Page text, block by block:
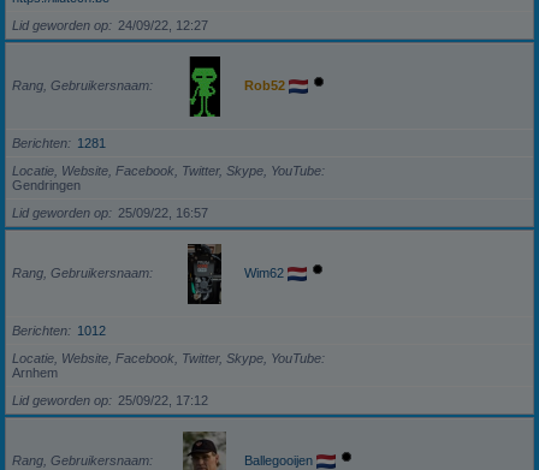
Lid geworden op
24/09/22, 12:27
Rang, Gebruikersnaam Rob52
Berichten
1281
Locatie, Website, Facebook, Twitter, Skype, YouTube
Gendringen
Lid geworden op
25/09/22, 16:57
Rang, Gebruikersnaam Wim62
Berichten
1012
Locatie, Website, Facebook, Twitter, Skype, YouTube
Arnhem
Lid geworden op
25/09/22, 17:12
Rang, Gebruikersnaam Ballegooijen